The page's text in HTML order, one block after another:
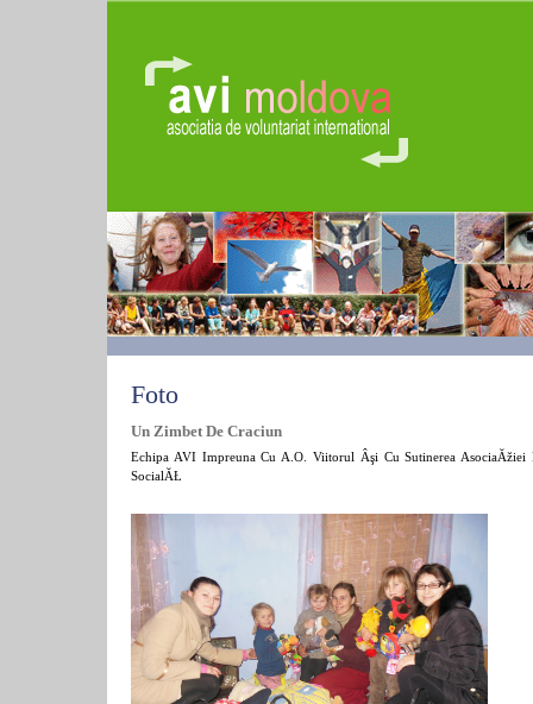
Foto
Un Zimbet De Craciun
Echipa AVI Impreuna Cu A.O. Viitorul Âşi Cu Sutinerea
SocialĂŁ